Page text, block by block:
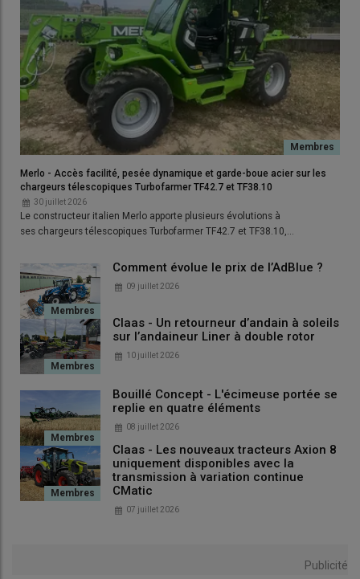
Merlo - Accès facilité, pesée dynamique et garde-boue acier sur les
chargeurs télescopiques Turbofarmer TF42.7 et TF38.10
30 juillet 2026
Le constructeur italien Merlo apporte plusieurs évolutions à
ses chargeurs télescopiques Turbofarmer TF42.7 et TF38.10,…
Comment évolue le prix de l’AdBlue ?
09 juillet 2026
Claas - Un retourneur d’andain à soleils
sur l’andaineur Liner à double rotor
10 juillet 2026
Bouillé Concept - L'écimeuse portée se
replie en quatre éléments
08 juillet 2026
Claas - Les nouveaux tracteurs Axion 8
uniquement disponibles avec la
transmission à variation continue
CMatic
07 juillet 2026
Publicité